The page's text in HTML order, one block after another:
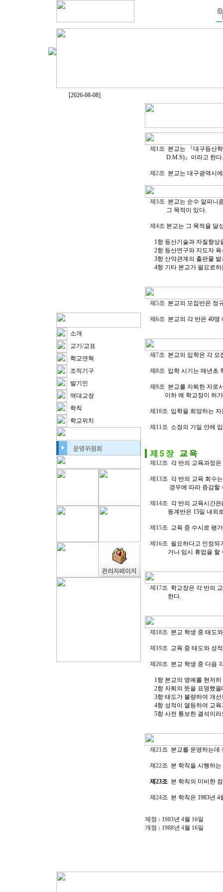
[2026-08-08]
소개
교기/교표
학교연혁
조직기구
발기인
역대교장
학칙
학교위치
제1조본교는 『대구등산학
D.M.S)』이라고 한다.
제2조본교는 대구광역시
제3조본교는 순수 알피니
그 목적이 있다.
제4조본교는 그 목적을 달
1항 등산기술과 자질향상
2항 등산연구와 지도자
3항 산악관계의 출판물 발
4항 기타 본교가 필요로하
제5조본교의 모집반은 정
제6조본교의 각 반은 40명
제7조본교의 입학은 각 모
제8조입학 시기는 매년초
제9조본교를 자퇴한 자로
이하 에 학교장이 허가
제10조입학을 희망하는 자
제11조소정의 기일 안에 입
제12조각 반의 교육과정은
제13조각 반의 교육 회수는
경우에 따라 증감할 수
제14조각 반의 교육시간은
동계반은 15일 내외로
제15조교육 중 수시로 평
제16조필요하다고 인정되
거나 임시 휴업을 할
제17조학교장은 각 반의 교
한다.
제18조본교 학생 중 태도와
제19조교육 중 태도와 성적
제20조본교 학생 중 다음
1항 본교의 명예를 현저히
2항 자퇴의 뜻을 표명했을
3항 태도가 불량하여 개
4항 성적이 열등하여 교
5항 사전 통보한 결석이
제21조본교를 운영하는데
제22조본 학칙을 시행하는
제23조본 학칙의 미비한
제24조본 학칙은 1983년 4
제정 : 1983년 4월 16일
개정 : 1988년 4월 16일